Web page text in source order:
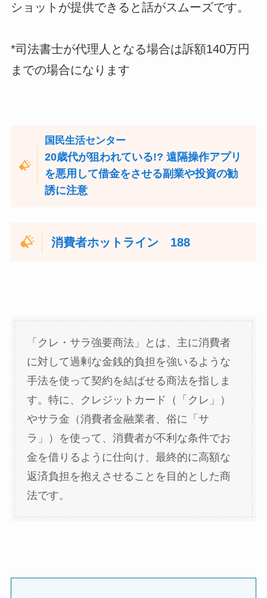
ショットが提供できると話がスムーズです。
*司法書士が代理人となる場合は訴額140万円
までの場合になります
国民生活センター
20歳代が狙われている!? 遠隔操作アプリ
を悪用して借金をさせる副業や投資の勧
誘に注意
消費者ホットライン 188
「クレ・サラ強要商法」とは、主に消費者
に対して過剰な金銭的負担を強いるような
手法を使って契約を結ばせる商法を指しま
す。特に、クレジットカード（「クレ」）
やサラ金（消費者金融業者、俗に「サ
ラ」）を使って、消費者が不利な条件でお
金を借りるように仕向け、最終的に高額な
返済負担を抱えさせることを目的とした商
法です。